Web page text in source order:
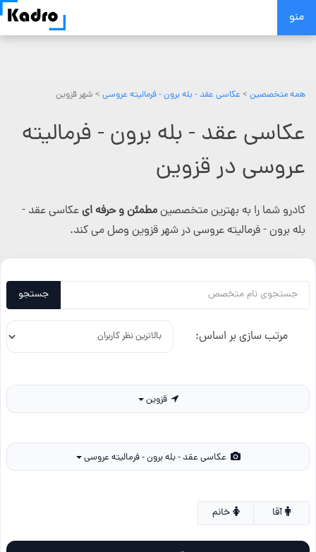
Skip
منو
همه متخصصین > عکاسی عقد - بله برون - فرمالیته عروسی > شهر قزوین
عکاسی عقد - بله برون - فرمالیته
عروسی در قزوین
کادرو شما را به بهترین متخصصینمطمئن و حرفه ایعکاسی عقد -
بله برون - فرمالیته عروسی در شهر قزوین وصل می کند.
جستجو
مرتب سازی بر اساس:
قزوین
خانم